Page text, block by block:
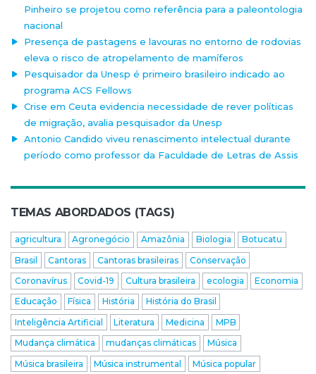
Pinheiro se projetou como referência para a paleontologia
nacional
Presença de pastagens e lavouras no entorno de rodovias
eleva o risco de atropelamento de mamíferos
Pesquisador da Unesp é primeiro brasileiro indicado ao
programa ACS Fellows
Crise em Ceuta evidencia necessidade de rever políticas
de migração, avalia pesquisador da Unesp
Antonio Candido viveu renascimento intelectual durante
período como professor da Faculdade de Letras de Assis
TEMAS ABORDADOS (TAGS)
agricultura Agronegócio Amazônia Biologia
Botucatu
Brasil
Cantoras Cantoras brasileiras
Conservação
Coronavírus
Covid-19 Cultura brasileira ecologia
Economia
Educação
Física História
História do Brasil
Inteligência Artificial
Literatura Medicina
MPB
Mudança climática
mudanças climáticas
Música
Música brasileira
Música instrumental
Música popular